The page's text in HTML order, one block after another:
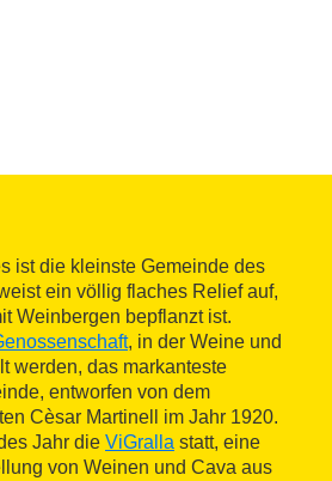
ist die kleinste Gemeinde des
ein völlig flaches Relief auf,
Weinbergen bepflanzt ist.
, in der Weine und
werden, das markanteste
entworfen von dem
Cèsar Martinell im Jahr 1920.
Jahr die ViGralla statt, eine
von Weinen und Cava aus